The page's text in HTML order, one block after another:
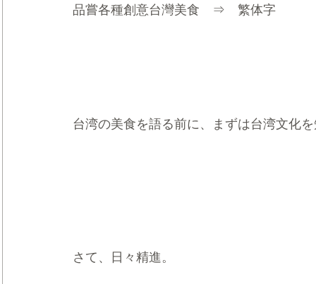
品嘗各種創意台灣美食　⇒　繁体字
台湾の美食を語る前に、まずは台湾文化
さて、日々精進。